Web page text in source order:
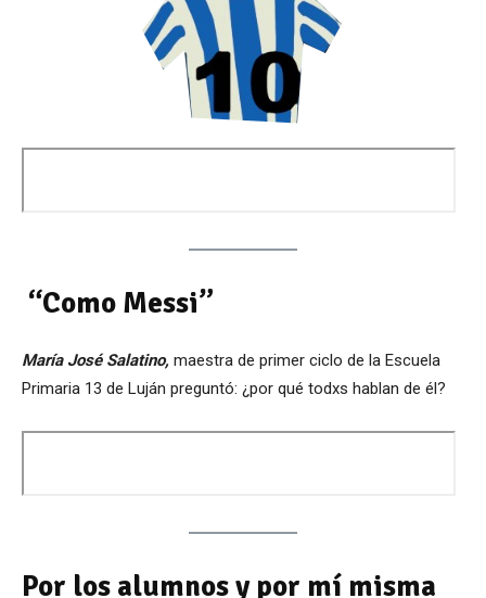
“Como Messi”
María José Salatino, maestra de primer ciclo de la Escuela
Primaria 13 de Luján preguntó: ¿por qué todxs hablan de él?
Por los alumnos y por mí misma